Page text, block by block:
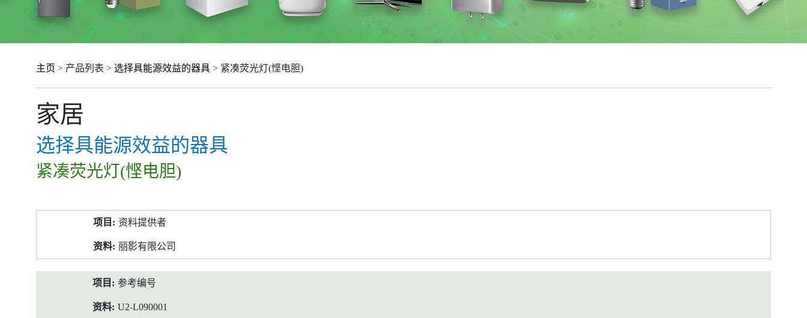
主页 > 产品列表 > 选择具能源效益的器具 > 紧凑荧光灯(悭电胆)
家居
选择具能源效益的器具
紧凑荧光灯(悭电胆)
料
资料提供者
丽影有限公司
参考编号
U2-L090001